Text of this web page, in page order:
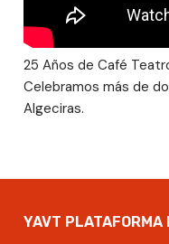
25 Años de Café
Celebramos más de
Algeciras.
YAVT PLATAFORMA